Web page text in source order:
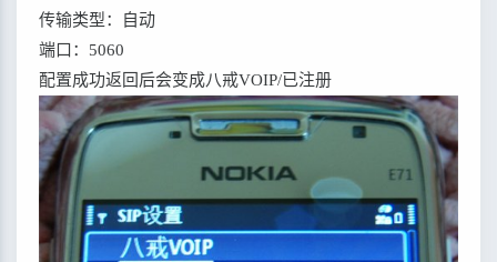
传输类型：自动
端口：5060
配置成功返回后会变成八戒VOIP/已注册